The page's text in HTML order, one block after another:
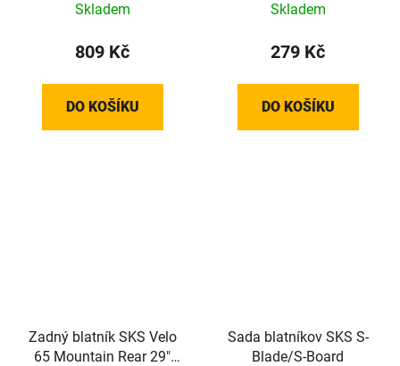
Skladem
809 Kč
DO KOŠÍKU
Skladem
279 Kč
DO KOŠÍKU
Zadný blatník SKS Velo
65 Mountain Rear 29"
Sada blatníkov SKS S-
Blade/S-Board